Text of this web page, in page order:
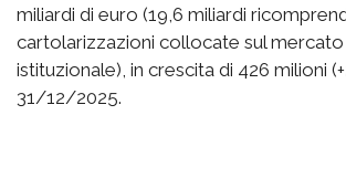
miliardi di euro (19,6 miliardi
cartolarizzazioni collocate sul
istituzionale), in crescita di 426 milioni
31/12/2025.